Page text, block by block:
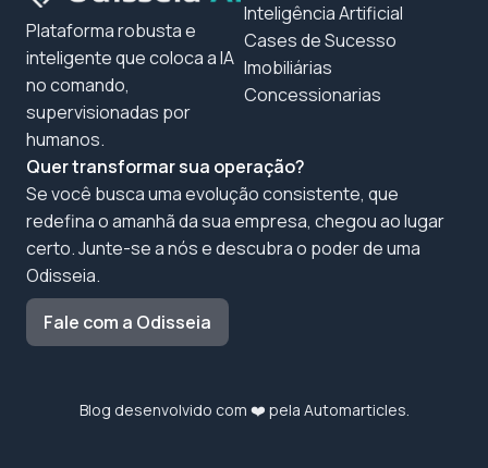
Plataforma robusta e
inteligente que coloca a IA
no comando,
supervisionadas por
humanos.
Inteligência Artificial
Cases de Sucesso
Imobiliárias
Concessionarias
Quer transformar sua operação?
Se você busca uma evolução consistente, que
redefina o amanhã da sua empresa, chegou ao lugar
certo. Junte-se a nós e descubra o poder de uma
Odisseia.
Fale com a Odisseia
Blog desenvolvido com ❤️ pela Automarticles.